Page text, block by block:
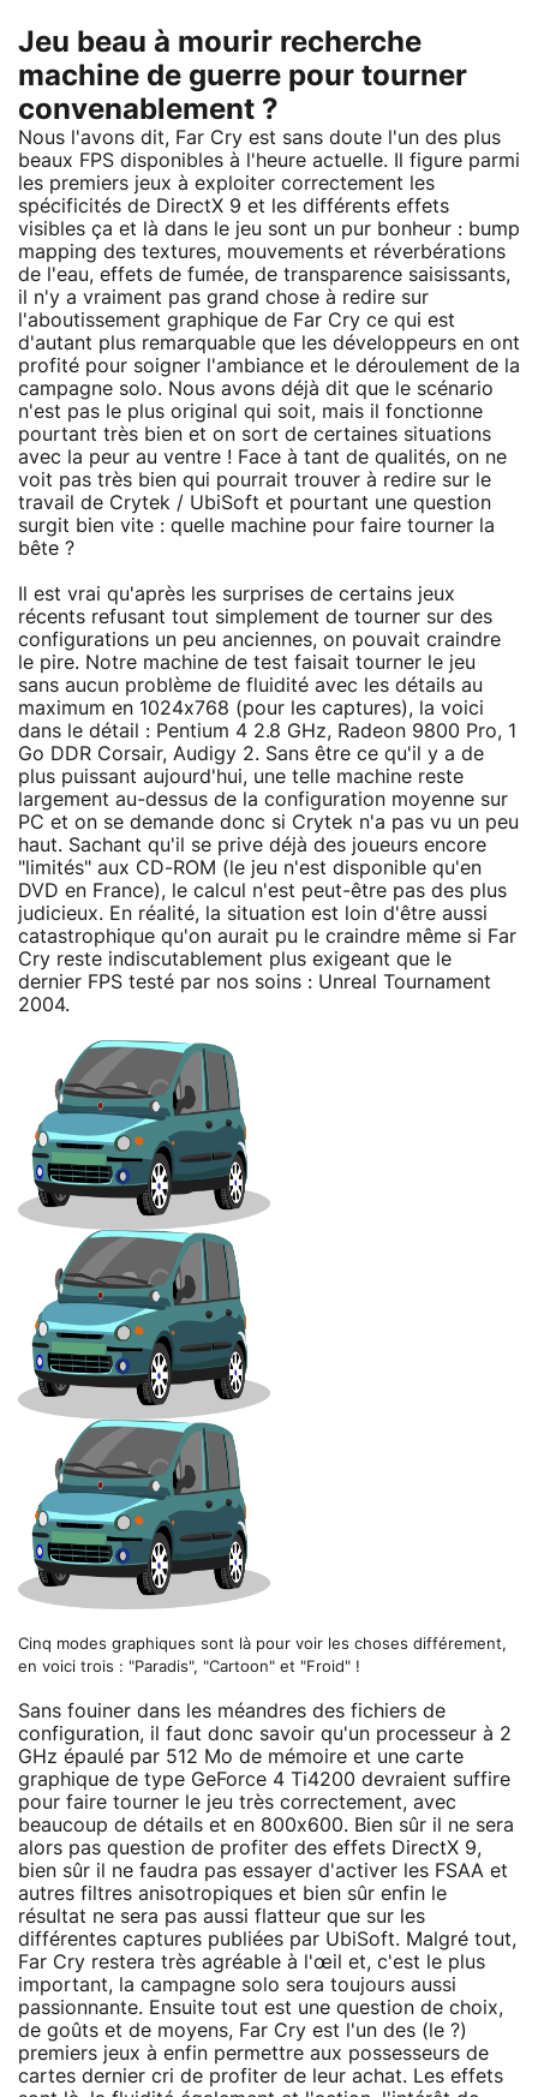
Jeu beau à mourir recherche
machine de guerre pour tourner
convenablement ?
Nous l'avons dit, Far Cry est sans doute l'un des plus
beaux FPS disponibles à l'heure actuelle. Il figure parmi
les premiers jeux à exploiter correctement les
spécificités de DirectX 9 et les différents effets
visibles ça et là dans le jeu sont un pur bonheur : bump
mapping des textures, mouvements et réverbérations
de l'eau, effets de fumée, de transparence saisissants,
il n'y a vraiment pas grand chose à redire sur
l'aboutissement graphique de Far Cry ce qui est
d'autant plus remarquable que les développeurs en ont
profité pour soigner l'ambiance et le déroulement de la
campagne solo. Nous avons déjà dit que le scénario
n'est pas le plus original qui soit, mais il fonctionne
pourtant très bien et on sort de certaines situations
avec la peur au ventre ! Face à tant de qualités, on ne
voit pas très bien qui pourrait trouver à redire sur le
travail de Crytek / UbiSoft et pourtant une question
surgit bien vite : quelle machine pour faire tourner la
bête ?
Il est vrai qu'après les surprises de certains jeux
récents refusant tout simplement de tourner sur des
configurations un peu anciennes, on pouvait craindre
le pire. Notre machine de test faisait tourner le jeu
sans aucun problème de fluidité avec les détails au
maximum en 1024x768 (pour les captures), la voici
dans le détail : Pentium 4 2.8 GHz, Radeon 9800 Pro, 1
Go DDR Corsair, Audigy 2. Sans être ce qu'il y a de
plus puissant aujourd'hui, une telle machine reste
largement au-dessus de la configuration moyenne sur
PC et on se demande donc si Crytek n'a pas vu un peu
haut. Sachant qu'il se prive déjà des joueurs encore
"limités" aux CD-ROM (le jeu n'est disponible qu'en
DVD en France), le calcul n'est peut-être pas des plus
judicieux. En réalité, la situation est loin d'être aussi
catastrophique qu'on aurait pu le craindre même si Far
Cry reste indiscutablement plus exigeant que le
dernier FPS testé par nos soins : Unreal Tournament
2004.
Cinq modes graphiques sont là pour voir les choses différement,
en voici trois : "Paradis", "Cartoon" et "Froid" !
Sans fouiner dans les méandres des fichiers de
configuration, il faut donc savoir qu'un processeur à 2
GHz épaulé par 512 Mo de mémoire et une carte
graphique de type GeForce 4 Ti4200 devraient suffire
pour faire tourner le jeu très correctement, avec
beaucoup de détails et en 800x600. Bien sûr il ne sera
alors pas question de profiter des effets DirectX 9,
bien sûr il ne faudra pas essayer d'activer les FSAA et
autres filtres anisotropiques et bien sûr enfin le
résultat ne sera pas aussi flatteur que sur les
différentes captures publiées par UbiSoft. Malgré tout,
Far Cry restera très agréable à l'œil et, c'est le plus
important, la campagne solo sera toujours aussi
passionnante. Ensuite tout est une question de choix,
de goûts et de moyens, Far Cry est l'un des (le ?)
premiers jeux à enfin permettre aux possesseurs de
cartes dernier cri de profiter de leur achat. Les effets